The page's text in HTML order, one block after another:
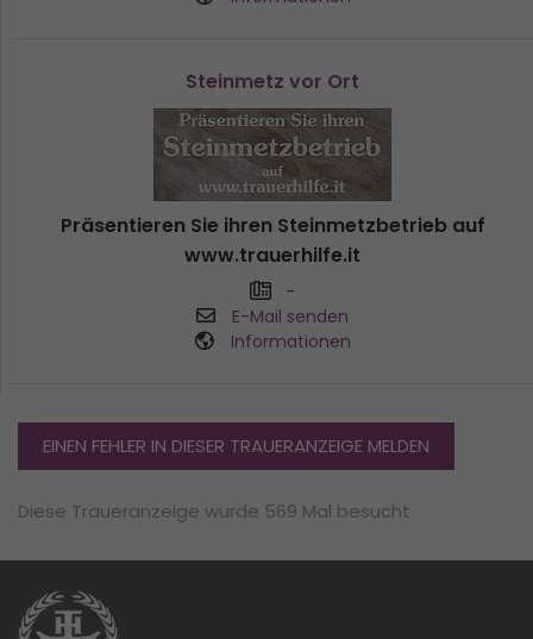
Steinmetz vor Ort
Präsentieren Sie ihren Steinmetzbetrieb auf
www.trauerhilfe.it
-
E-Mail senden
Informationen
EINEN FEHLER IN DIESER TRAUERANZEIGE MELDEN
Diese Traueranzeige wurde 569 Mal besucht